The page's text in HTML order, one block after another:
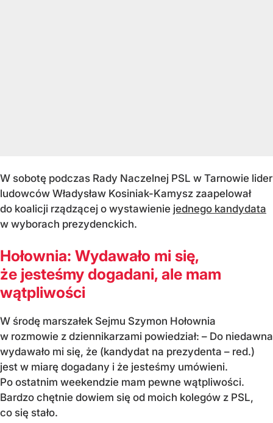
W sobotę podczas Rady Naczelnej PSL w Tarnowie lider
ludowców Władysław Kosiniak-Kamysz zaapelował
do koalicji rządzącej o wystawienie jednego kandydata
w wyborach prezydenckich.
Hołownia: Wydawało mi się,
że jesteśmy dogadani, ale mam
wątpliwości
W środę marszałek Sejmu Szymon Hołownia
w rozmowie z dziennikarzami powiedział: – Do niedawna
wydawało mi się, że (kandydat na prezydenta – red.)
jest w miarę dogadany i że jesteśmy umówieni.
Po ostatnim weekendzie mam pewne wątpliwości.
Bardzo chętnie dowiem się od moich kolegów z PSL,
co się stało.